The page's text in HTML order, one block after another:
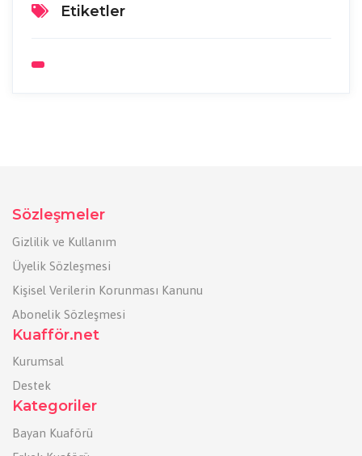
Etiketler
Sözleşmeler
Gizlilik ve Kullanım
Üyelik Sözleşmesi
Kişisel Verilerin Korunması Kanunu
Abonelik Sözleşmesi
Kuafför.net
Kurumsal
Destek
Kategoriler
Bayan Kuaförü